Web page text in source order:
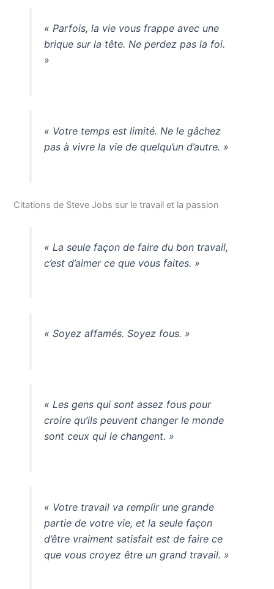
« Parfois, la vie vous frappe avec une
brique sur la tête. Ne perdez pas la foi.
»
« Votre temps est limité. Ne le gâchez
pas à vivre la vie de quelqu’un d’autre. »
Citations de Steve Jobs sur le travail et la passion
« La seule façon de faire du bon travail,
c’est d’aimer ce que vous faites. »
« Soyez affamés. Soyez fous. »
« Les gens qui sont assez fous pour
croire qu’ils peuvent changer le monde
sont ceux qui le changent. »
« Votre travail va remplir une grande
partie de votre vie, et la seule façon
d’être vraiment satisfait est de faire ce
que vous croyez être un grand travail. »